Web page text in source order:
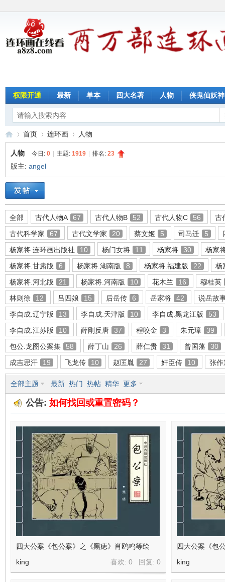
权限开通 最新 单本 四大名著 人物 侠鬼仙妖神
连
环
»
首页
›
连环画
›
人物
人物 今日: 0 主题: 1919 排名: 23
版主: angel
全部 古代人物A 67 古代人物B 52 古代人物C 56
古
古代科学家
67 古代文学家 20 蔡文姬 5 司马迁 5
杨家将.连环画出版社
10 杨门女将 11 杨家将 30
杨家
杨家将.甘肃版
6 杨家将.湖南版 8 杨家将.福建版 22
杨
杨家将.河北版
21 杨家将.河南版 10 花木兰 16
穆桂英
林则徐
12 吕四娘 15 后岳传 6 岳家将 42
说岳故
李自成.辽宁版
13 李自成.天津版 10 李自成.黑龙江版
53
李自成.江苏版
10 薛刚反唐 37 程咬金 3 朱元璋
39
包公.龙图公案集
58 薛丁山 26 薛仁贵 31 曾国藩
30
成吉思汗
19 飞龙传 10 赵匡胤 27 奸臣传 10 张作
全部主题 最新 热门 热帖 精华 更多
公告: 如何找回或重置密码？
四大公案《包公案》之《黑痣》肖鸥鸣等绘
喜欢: 0 回复: 0
king
四大公案《包
king